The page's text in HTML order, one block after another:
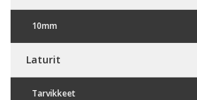
10mm
Laturit
Tarvikkeet